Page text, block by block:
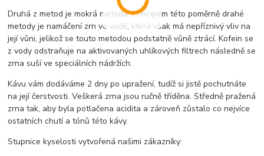
Druhá z metod je mokrá metoda. Principem této poměrně drahé
metody je namáčení zrn ve vodě, která však má nepříznivý vliv na
její vůni, jelikož se touto metodou podstatně vůně ztrácí. Kofein se
z vody odstraňuje na aktivovaných uhlíkových filtrech následně se
zrna suší ve speciálních nádržích.
Kávu vám dodáváme 2 dny po upražení, tudíž si jistě pochutnáte
na její čerstvosti. Veškerá zrna jsou ručně tříděna. Středně pražená
zrna tak, aby byla potlačena acidita a zároveň zůstalo co nejvíce
ostatních chutí a tónů této kávy.
Stupnice kyselosti vytvořená našimi zákazníky: